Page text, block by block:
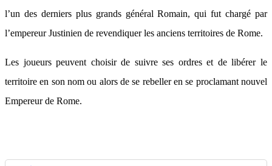
l’un des derniers plus grands général Romain, qui fut chargé par
l’empereur Justinien de revendiquer les anciens territoires de Rome.
Les joueurs peuvent choisir de suivre ses ordres et de libérer le
territoire en son nom ou alors de se rebeller en se proclamant nouvel
Empereur de Rome.